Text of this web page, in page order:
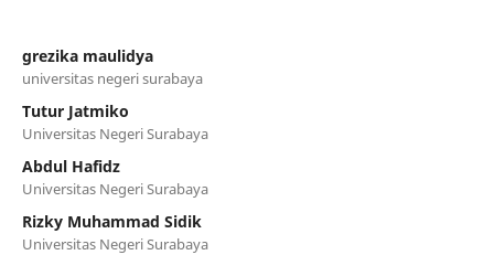
grezika maulidya
universitas negeri surabaya
Tutur Jatmiko
Universitas Negeri Surabaya
Abdul Hafidz
Universitas Negeri Surabaya
Rizky Muhammad Sidik
Universitas Negeri Surabaya